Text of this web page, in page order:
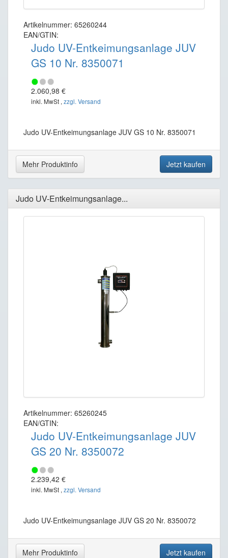
Artikelnummer: 65260244
EAN/GTIN:
Judo UV-Entkeimungsanlage JUV
GS 10 Nr. 8350071
2.060,98 €
inkl. MwSt , zzgl. Versand
Judo UV-Entkeimungsanlage JUV GS 10 Nr. 8350071
Mehr Produktinfo Jetzt kaufen
Judo UV-Entkeimungsanlage...
Artikelnummer: 65260245
EAN/GTIN:
Judo UV-Entkeimungsanlage JUV
GS 20 Nr. 8350072
2.239,42 €
inkl. MwSt , zzgl. Versand
Judo UV-Entkeimungsanlage JUV GS 20 Nr. 8350072
Mehr Produktinfo Jetzt kaufen